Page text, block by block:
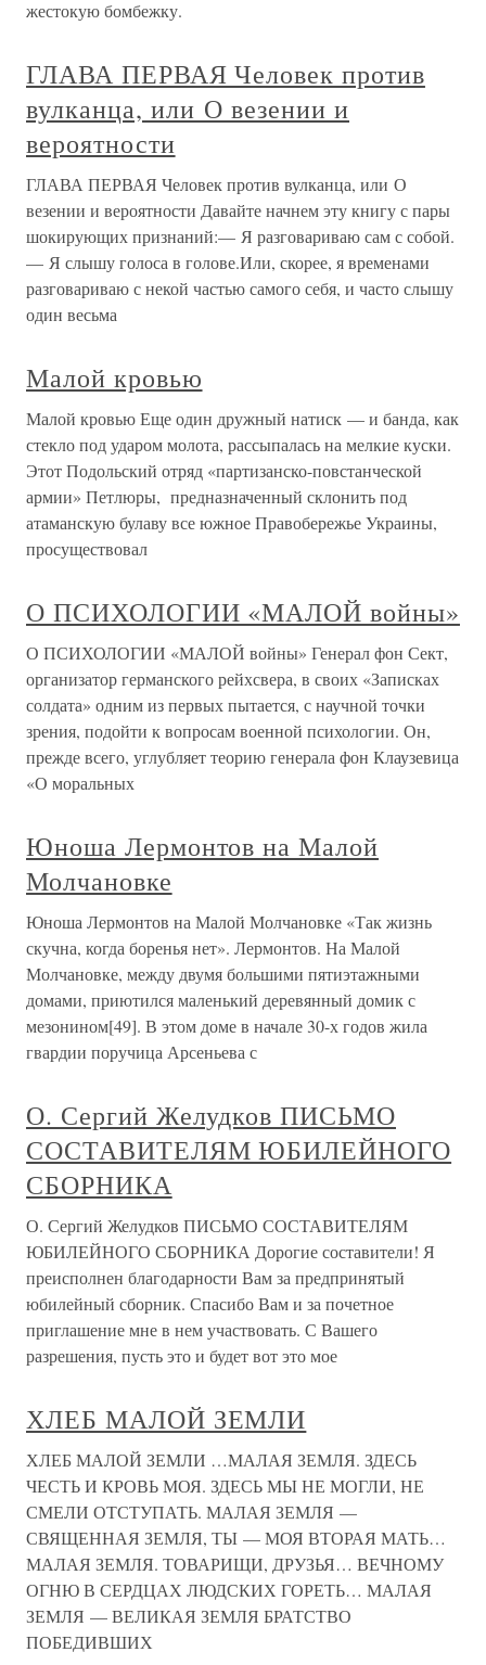
жестокую бомбежку.
ГЛАВА ПЕРВАЯ Человек против
вулканца, или О везении и
вероятности
ГЛАВА ПЕРВАЯ Человек против вулканца, или О
везении и вероятности Давайте начнем эту книгу с пары
шокирующих признаний:— Я разговариваю сам с собой.
— Я слышу голоса в голове.Или, скорее, я временами
разговариваю с некой частью самого себя, и часто слышу
один весьма
Малой кровью
Малой кровью Еще один дружный натиск — и банда, как
стекло под ударом молота, рассыпалась на мелкие куски.
Этот Подольский отряд «партизанско-повстанческой
армии» Петлюры, предназначенный склонить под
атаманскую булаву все южное Правобережье Украины,
просуществовал
О ПСИХОЛОГИИ «МАЛОЙ войны»
О ПСИХОЛОГИИ «МАЛОЙ войны» Генерал фон Сект,
организатор германского рейхсвера, в своих «Записках
солдата» одним из первых пытается, с научной точки
зрения, подойти к вопросам военной психологии. Он,
прежде всего, углубляет теорию генерала фон Клаузевица
«О моральных
Юноша Лермонтов на Малой
Молчановке
Юноша Лермонтов на Малой Молчановке «Так жизнь
скучна, когда боренья нет». Лермонтов. На Малой
Молчановке, между двумя большими пятиэтажными
домами, приютился маленький деревянный домик с
мезонином[49]. В этом доме в начале 30-х годов жила
гвардии поручица Арсеньева с
О. Сергий Желудков ПИСЬМО
СОСТАВИТЕЛЯМ ЮБИЛЕЙНОГО
СБОРНИКА
О. Сергий Желудков ПИСЬМО СОСТАВИТЕЛЯМ
ЮБИЛЕЙНОГО СБОРНИКА Дорогие составители! Я
преисполнен благодарности Вам за предпринятый
юбилейный сборник. Спасибо Вам и за почетное
приглашение мне в нем участвовать. С Вашего
разрешения, пусть это и будет вот это мое
ХЛЕБ МАЛОЙ ЗЕМЛИ
ХЛЕБ МАЛОЙ ЗЕМЛИ …МАЛАЯ ЗЕМЛЯ. ЗДЕСЬ
ЧЕСТЬ И КРОВЬ МОЯ. ЗДЕСЬ МЫ НЕ МОГЛИ, НЕ
СМЕЛИ ОТСТУПАТЬ. МАЛАЯ ЗЕМЛЯ —
СВЯЩЕННАЯ ЗЕМЛЯ, ТЫ — МОЯ ВТОРАЯ МАТЬ…
МАЛАЯ ЗЕМЛЯ. ТОВАРИЩИ, ДРУЗЬЯ… ВЕЧНОМУ
ОГНЮ В СЕРДЦАХ ЛЮДСКИХ ГОРЕТЬ… МАЛАЯ
ЗЕМЛЯ — ВЕЛИКАЯ ЗЕМЛЯ БРАТСТВО
ПОБЕДИВШИХ